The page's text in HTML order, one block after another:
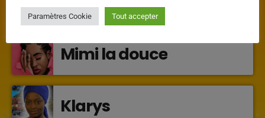
INTERVENANTS
Mimi la douce
Klarys
Paramètres Cookie Tout accepter